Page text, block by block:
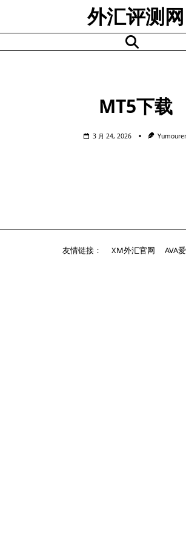
content
外汇评测网
MT5下载
3 月 24, 2026
友情链接： XM外汇官网 AVA